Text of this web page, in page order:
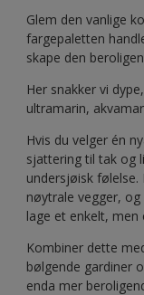
Glem den vanlige
fargepaletten
skape den
Her snakker vi
ultramarin,
Hvis du velger én
sjattering til tak og
undersjøisk
nøytrale vegger,
lage et enkelt, men
Kombiner dette
bølgende gardiner
enda mer